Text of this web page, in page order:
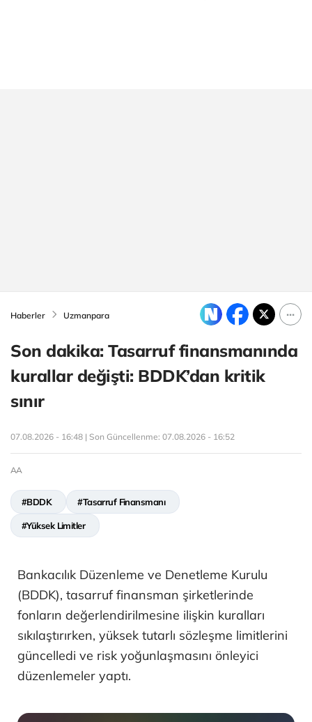
Haberler Uzmanpara
Son dakika: Tasarruf finansmanında
kurallar değişti: BDDK’dan kritik
sınır
07.08.2026 - 16:48 | Son Güncellenme: 07.08.2026 - 16:52
AA
#BDDK #Tasarruf Finansmanı
#Yüksek Limitler
Bankacılık Düzenleme ve Denetleme Kurulu
(BDDK), tasarruf finansman şirketlerinde
fonların değerlendirilmesine ilişkin kuralları
sıkılaştırırken, yüksek tutarlı sözleşme limitlerini
güncelledi ve risk yoğunlaşmasını önleyici
düzenlemeler yaptı.